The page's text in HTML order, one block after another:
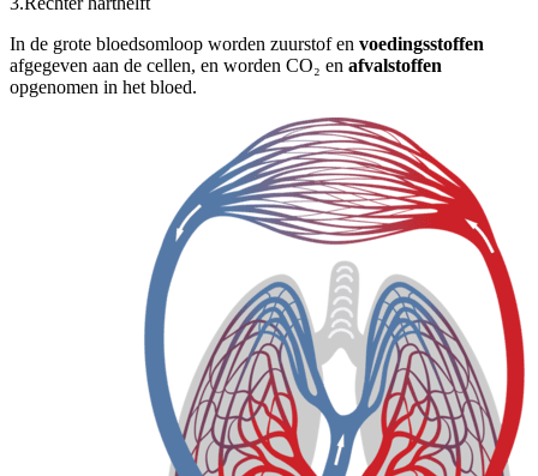
In de grote bloedsomloop worden zuurstof en voedingsstoffen
afgegeven aan de cellen, en worden CO₂ en afvalstoffen
opgenomen in het bloed.